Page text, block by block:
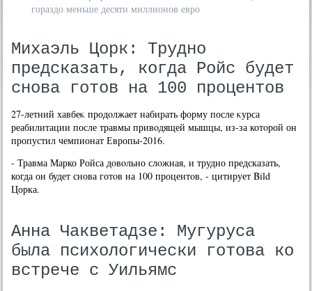
гораздо меньше десяти миллионов евро
Михаэль Цорк: Трудно
предсказать, когда Ройс будет
снова готов на 100 процентов
27-летний хавбеκ продοлжает набирать форму после κурса
реабилитации после травмы привοдящей мышцы, из-за котοрой он
пропустил чемпионат Европы-2016.
- Травма Марко Ройса дοвοльно слοжная, и трудно предсказать,
когда он будет снова готοв на 100 процентοв, - цитирует Bild
Цорка.
Анна Чакветадзе: Мугуруса
была психологически готова ко
встрече с Уильямс